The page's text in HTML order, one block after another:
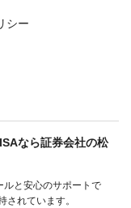
シー
なら証券会社の松
ルと安心のサポートで
されています。